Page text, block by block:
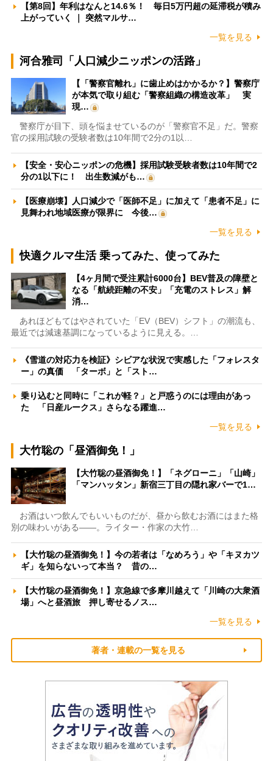
【第8回】年利はなんと14.6％！ 毎日5万円超の延滞税が積み
上がっていく ｜ 突然マルサ…
一覧を見る
河合雅司「人口減少ニッポンの活路」
【「警察官離れ」に歯止めはかかるか？】警察庁
が本気で取り組む「警察組織の構造改革」 実
現…
警察庁が目下、頭を悩ませているのが「警察官不足」だ。警察
官の採用試験の受験者数は10年間で2分の1以…
【安全・安心ニッポンの危機】採用試験受験者数は10年間で2
分の1以下に！ 出生数減がも…
【医療崩壊】人口減少で「医師不足」に加えて「患者不足」に
見舞われ地域医療が限界に 今後…
一覧を見る
快適クルマ生活 乗ってみた、使ってみた
【4ヶ月間で受注累計6000台】BEV普及の障壁と
なる「航続距離の不安」「充電のストレス」解
消…
あれほどもてはやされていた「EV（BEV）シフト」の潮流も、
最近では減速基調になっているように見える。…
《雪道の対応力を検証》シビアな状況で実感した「フォレスタ
ー」の真価 「ターボ」と「スト…
乗り込むと同時に「これが軽？」と戸惑うのには理由があっ
た 「日産ルークス」さらなる躍進…
一覧を見る
大竹聡の「昼酒御免！」
【大竹聡の昼酒御免！】「ネグローニ」「山崎」
「マンハッタン」新宿三丁目の隠れ家バーで1…
お酒はいつ飲んでもいいものだが、昼から飲むお酒にはまた格
別の味わいがある――。ライター・作家の大竹…
【大竹聡の昼酒御免！】今の若者は「なめろう」や「キヌカツ
ギ」を知らないって本当？ 昔の…
【大竹聡の昼酒御免！】京急線で多摩川越えて「川崎の大衆酒
場」へと昼酒旅 押し寄せるノス…
一覧を見る
著者・連載の一覧を見る